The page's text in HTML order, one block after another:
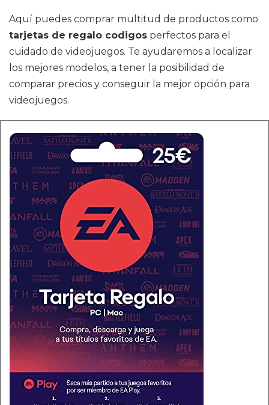
Aquí puedes comprar multitud de productos como
tarjetas de regalo codigos perfectos para el
cuidado de videojuegos. Te ayudaremos a localizar
los mejores modelos, a tener la posibilidad de
comparar precios y conseguir la mejor opción para
videojuegos.